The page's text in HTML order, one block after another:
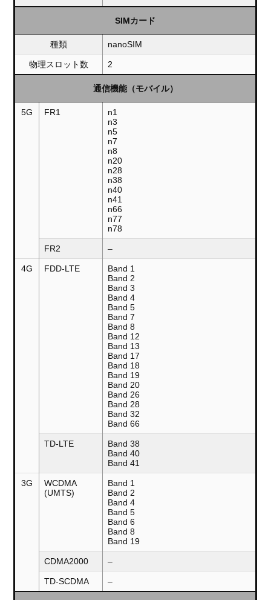
SIMカード
種類 nanoSIM
物理スロット数 2
通信機能（モバイル）
5G FR1
n1
n3
n5
n7
n8
n20
n28
n38
n40
n41
n66
n77
n78
FR2 –
4G FDD-LTE
Band 1
Band 2
Band 3
Band 4
Band 5
Band 7
Band 8
Band 12
Band 13
Band 17
Band 18
Band 19
Band 20
Band 26
Band 28
Band 32
Band 66
TD-LTE
Band 38
Band 40
Band 41
3G
WCDMA
(UMTS)
Band 1
Band 2
Band 4
Band 5
Band 6
Band 8
Band 19
CDMA2000 –
TD-SCDMA –